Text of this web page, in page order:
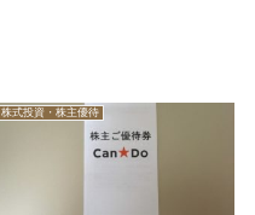
株式投資・株主優待